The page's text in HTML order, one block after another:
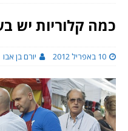
כמה קלוריות יש
10 באפריל 2012 יורם בן אבו